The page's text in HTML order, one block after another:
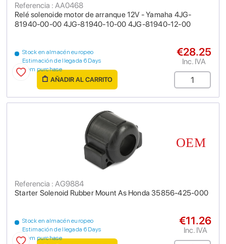
Relé solenoide motor de arranque 12V - Yamaha 4JG-
81940-00-00 4JG-81940-10-00 4JG-81940-12-00
Referencia : AA0468
Stock en almacén europeo
Estimación de llegada 6 Days
from purchase
€28.25
Inc. IVA
AÑADIR AL CARRITO
Starter Solenoid Rubber Mount As Honda 35856-425-000
Referencia : AG9884
Stock en almacén europeo
Estimación de llegada 6 Days
from purchase
€11.26
Inc. IVA